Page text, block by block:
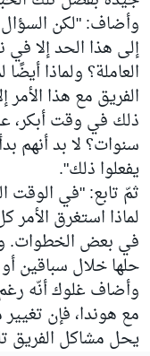
وأضاف: "لكن
إلى هذا الحد إلا
العاملة؟ ولماذا
الفريق مع هذا
ذلك في وقت أبكر،
سنوات؟ لا بد أنهم
يفعلوا ذلك".
ثمّ تابع: "في
لماذا استغرق الأمر
في بعض الخطوات.
حلها خلال سباقين
وأضاف غلوك أنّه
يحل مشاكل الفريق